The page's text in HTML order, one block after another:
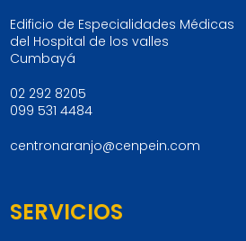
Edificio de Especialidades Médicas
del Hospital de los valles
Cumbayá
02 292 8205
099 531 4484
centronaranjo@cenpein.com
SERVICIOS